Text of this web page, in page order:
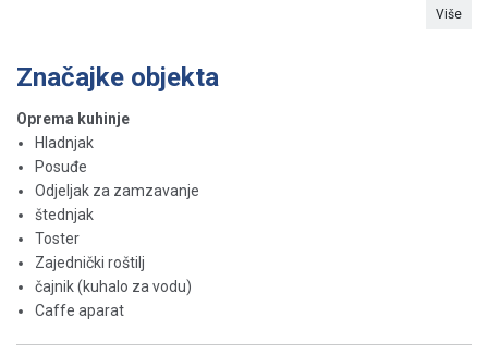
Više
Značajke objekta
Oprema kuhinje
Hladnjak
Posuđe
Odjeljak za zamzavanje
štednjak
Toster
Zajednički roštilj
čajnik (kuhalo za vodu)
Caffe aparat